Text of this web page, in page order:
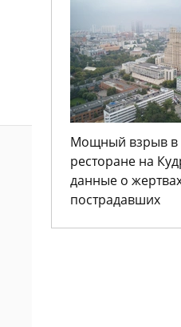
Мощный взрыв в
ресторане на
данные о
пострадавших